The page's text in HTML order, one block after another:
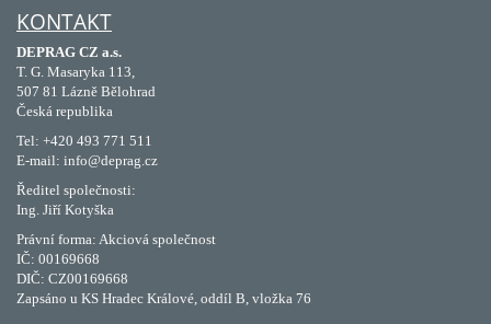
KONTAKT
DEPRAG CZ a.s.
T. G. Masaryka 113,
507 81 Lázně Bělohrad
Česká republika
Tel: +420 493 771 511
E-mail: info@deprag.cz
Ředitel společnosti:
Ing. Jiří Kotyška
Právní forma: Akciová společnost
IČ: 00169668
DIČ: CZ00169668
Zapsáno u KS Hradec Králové, oddíl B, vložka 76